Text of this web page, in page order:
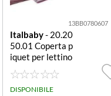
13BB0780607
Italbaby- 20.20
50.01 Coperta p
iquet per lettino
Rosa Coperta le
ttino Italbaby 2
0 2050 01 Rosa
DISPONIBILE